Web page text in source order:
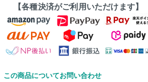
【各種決済がご利用いただけます】
この商品についてお問い合わせ